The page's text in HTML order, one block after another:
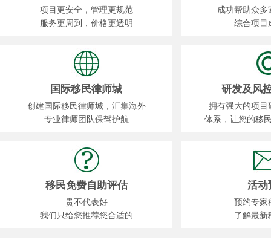
项目更安全，管理更规范
服务更周到，价格更透明
成功帮助众多
综合项目
国际移民律师城
创建国际移民律师城，汇集海外
专业律师团队保驾护航
研发及风
拥有强大的项目
体系，让您的移
移民免费自助评估
贵不代表好
我们只给您推荐您合适的
活动
预约专家
了解最新